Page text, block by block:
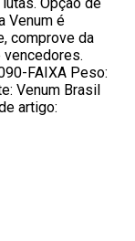
Venum é
comprove da
FAIXA Peso:
Venum Brasil
artigo: